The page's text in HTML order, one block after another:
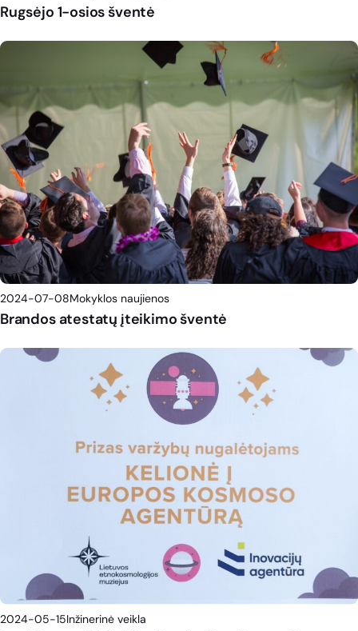
Rugsėjo 1-osios šventė
2024-07-08Mokyklos naujienos
Brandos atestatų įteikimo šventė
2024-05-15Inžinerinė veikla